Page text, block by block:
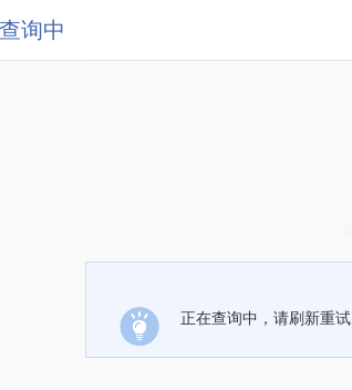
询中
正在查询中，请刷新重试